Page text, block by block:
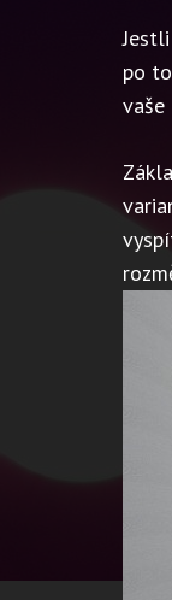
po
vaše